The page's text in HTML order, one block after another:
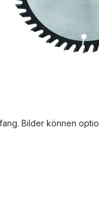
Bilder können